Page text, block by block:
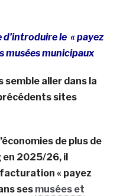
d’introduire le « payez
musées municipaux
semble aller dans la
sites
de plus de
2025/26, il
« payez
ses musées et